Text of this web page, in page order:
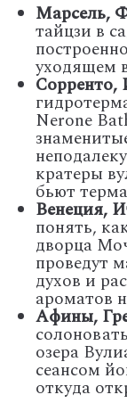
Марсель,
тайцзи в
уходящем
Сорренто,
Nerone
кратеры
бьют
Венеция,
понять,
дворца
проведут
духов и
ароматов
Афины,
озера
сеансом
откуда